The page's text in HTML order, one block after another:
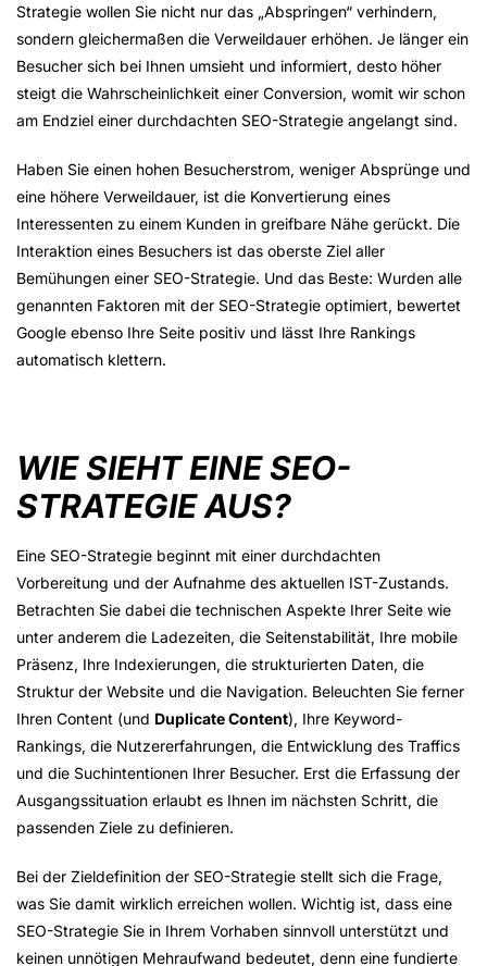
Strategie wollen Sie nicht nur das „Abspringen“ verhindern,
sondern gleichermaßen die Verweildauer erhöhen. Je länger ein
Besucher sich bei Ihnen umsieht und informiert, desto höher
steigt die Wahrscheinlichkeit einer Conversion, womit wir schon
am Endziel einer durchdachten SEO-Strategie angelangt sind.
Haben Sie einen hohen Besucherstrom, weniger Absprünge und
eine höhere Verweildauer, ist die Konvertierung eines
Interessenten zu einem Kunden in greifbare Nähe gerückt. Die
Interaktion eines Besuchers ist das oberste Ziel aller
Bemühungen einer SEO-Strategie. Und das Beste: Wurden alle
genannten Faktoren mit der SEO-Strategie optimiert, bewertet
Google ebenso Ihre Seite positiv und lässt Ihre Rankings
automatisch klettern.
WIE SIEHT EINE SEO-
STRATEGIE AUS?
Eine SEO-Strategie beginnt mit einer durchdachten
Vorbereitung und der Aufnahme des aktuellen IST-Zustands.
Betrachten Sie dabei die technischen Aspekte Ihrer Seite wie
unter anderem die Ladezeiten, die Seitenstabilität, Ihre mobile
Präsenz, Ihre Indexierungen, die strukturierten Daten, die
Struktur der Website und die Navigation. Beleuchten Sie ferner
Ihren Content (und Duplicate Content), Ihre Keyword-
Rankings, die Nutzererfahrungen, die Entwicklung des Traffics
und die Suchintentionen Ihrer Besucher. Erst die Erfassung der
Ausgangssituation erlaubt es Ihnen im nächsten Schritt, die
passenden Ziele zu definieren.
Bei der Zieldefinition der SEO-Strategie stellt sich die Frage,
was Sie damit wirklich erreichen wollen. Wichtig ist, dass eine
SEO-Strategie Sie in Ihrem Vorhaben sinnvoll unterstützt und
keinen unnötigen Mehraufwand bedeutet, denn eine fundierte